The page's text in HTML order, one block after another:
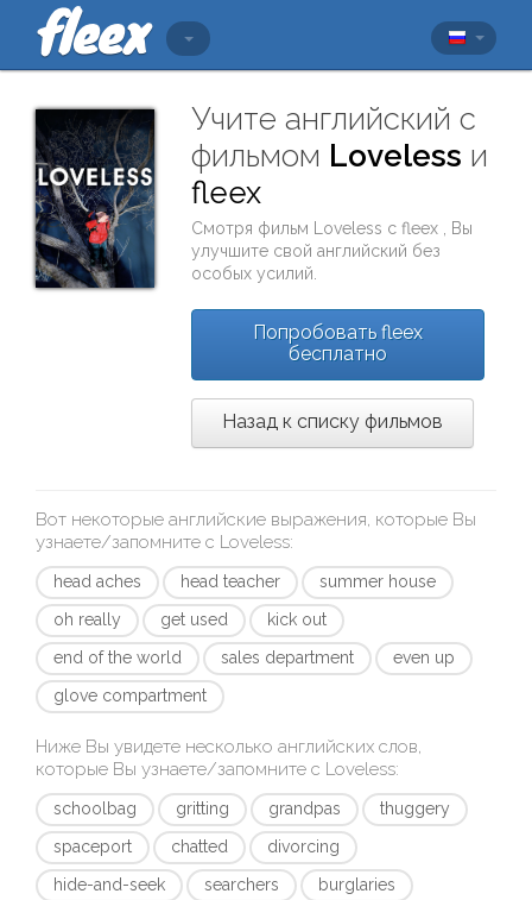
Учите английский с
фильмом Loveless и
fleex
Смотря фильм Loveless сfleex
, Вы
улучшите свой английский без
особых усилий.
Попробовать fleex
бесплатно
Назад к списку фильмов
Вот некоторые английские выражения, которые Вы
узнаете/запомните с Loveless:
head aches head teacher
summer house
oh really
get used
kick out
end of the world
sales department
even up
glove compartment
Ниже Вы увидете несколько английских слов,
которые Вы узнаете/запомните с Loveless:
schoolbag gritting grandpas
thuggery
spaceport
chatted
divorcing
hide-and-seek
searchers burglaries